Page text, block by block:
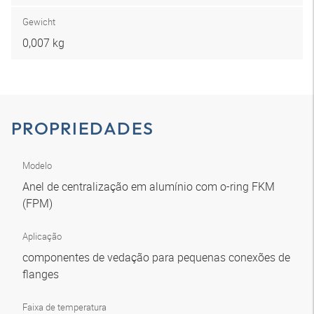
Gewicht
0,007 kg
PROPRIEDADES
Modelo
Anel de centralização em alumínio com o-ring FKM
(FPM)
Aplicação
componentes de vedação para pequenas conexões de
flanges
Faixa de temperatura